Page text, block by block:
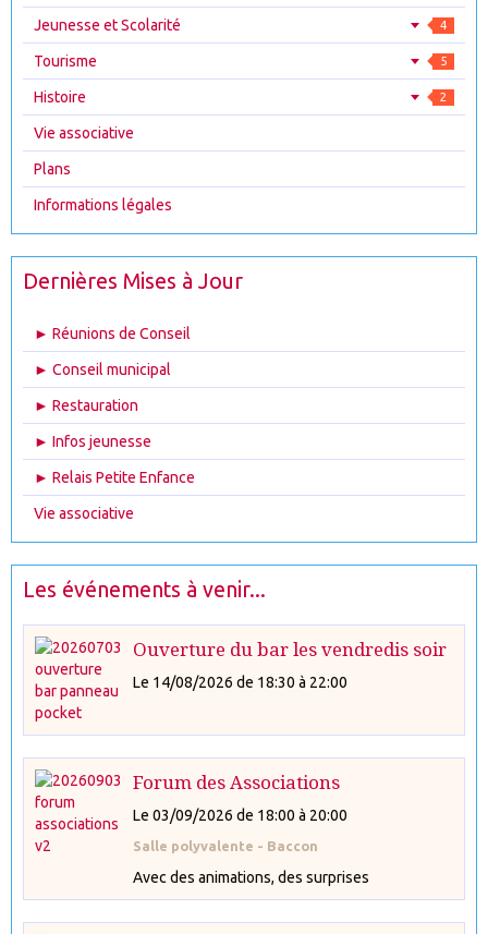
Jeunesse et Scolarité 4
Tourisme 5
Histoire 2
Vie associative
Plans
Informations légales
Dernières Mises à Jour
► Réunions de Conseil
► Conseil municipal
► Restauration
► Infos jeunesse
► Relais Petite Enfance
Vie associative
Les événements à venir...
Ouverture du bar les vendredis soir
Le 14/08/2026 de 18:30 à 22:00
Forum des Associations
Le 03/09/2026 de 18:00 à 20:00
Salle polyvalente - Baccon
Avec des animations, des surprises